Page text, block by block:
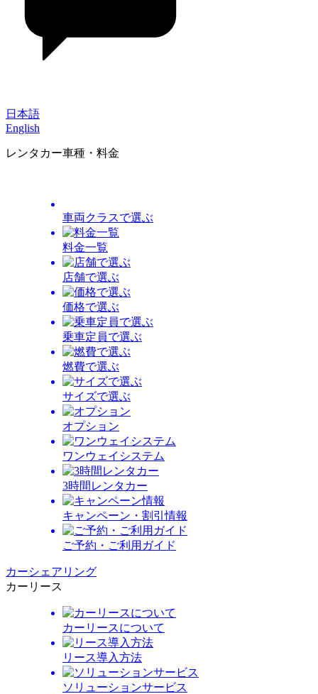
日本語
English
レンタカー車種・料金
車両クラスで選ぶ
料金一覧
店舗で選ぶ
価格で選ぶ
乗車定員で選ぶ
燃費で選ぶ
サイズで選ぶ
オプション
ワンウェイシステム
3時間レンタカー
キャンペーン・割引情報
ご予約・ご利用ガイド
カーシェアリング
カーリース
カーリースについて
リース導入方法
ソリューションサービス